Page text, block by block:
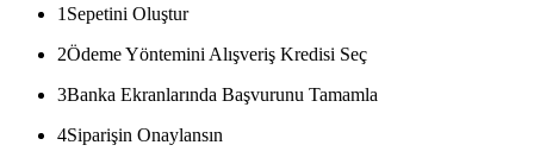
1 Sepetini Oluştur
2Ödeme Yöntemini Alışveriş Kredisi Seç
3Banka Ekranlarında Başvurunu Tamamla
4Siparişin Onaylansın